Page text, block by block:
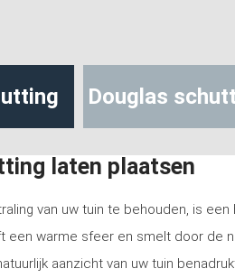
Douglas
laten plaatsen
van uw tuin te behouden, is
een warme sfeer en smelt door de
aanzicht van uw tuin